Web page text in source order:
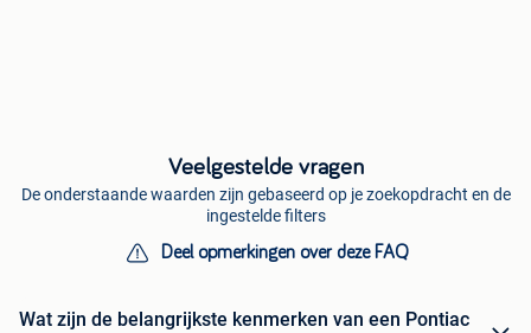
Veelgestelde vragen
De onderstaande waarden zijn gebaseerd op je zoekopdracht en de
ingestelde filters
Deel opmerkingen over deze FAQ
Wat zijn de belangrijkste kenmerken van een Pontiac